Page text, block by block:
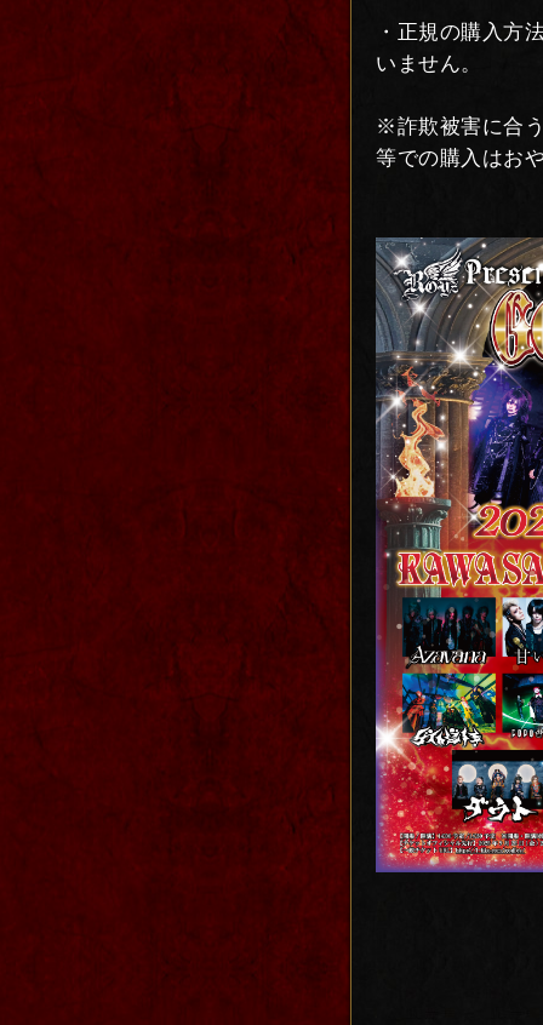
・正規の購入方
いません。
※詐欺被害に合
等での購入はお